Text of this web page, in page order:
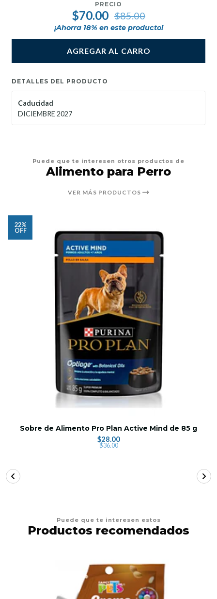
PRECIO
$70.00 $85.00
¡Ahorra 18% en este producto!
AGREGAR AL CARRO
DETALLES DEL PRODUCTO
Caducidad
DICIEMBRE 2027
Puede que te interesen otros productos de
Alimento para Perro
VER MÁS PRODUCTOS
22%
OFF
Sobre de Alimento Pro Plan Active Mind de 85 g
$28.00
$36.00
Puede que te interesen estos
Productos recomendados